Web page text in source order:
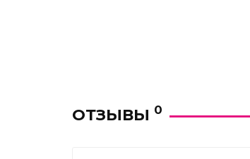
ОТЗЫВЫ 0